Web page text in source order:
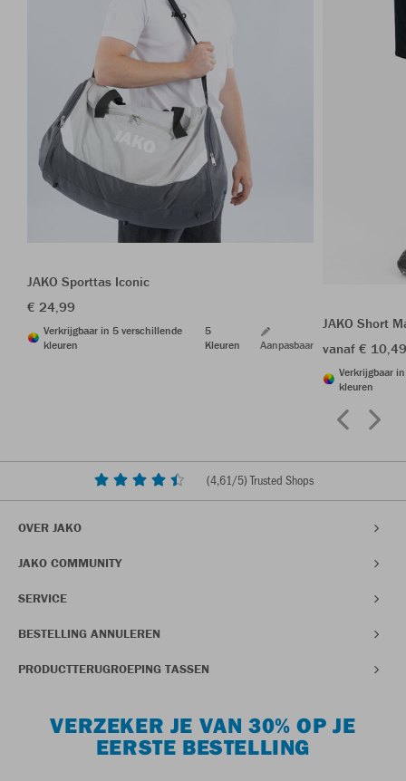
JAKO Sporttas Iconic
€ 24,99
Verkrijgbaar in 5 verschillende
kleuren
5
Kleuren
Aanpasbaar
JAKO Short
vanaf €
Verkrijgbaar
kleuren
(4,61/5) Trusted Shops
OVER JAKO
JAKO COMMUNITY
SERVICE
BESTELLING ANNULEREN
PRODUCTTERUGROEPING TASSEN
VERZEKER JE VAN 30% OP JE
EERSTE BESTELLING